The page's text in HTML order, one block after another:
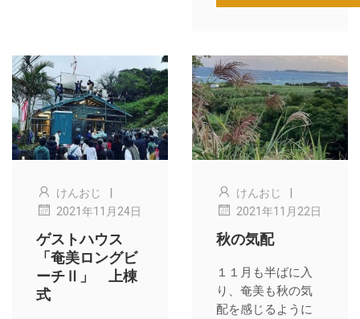
けんおじ |
2021年11月24日
ゲストハウス
「奄美ロングビ
ーチⅡ」 上棟
式
けんおじ |
2021年11月22日
秋の気配
１１月も半ばに入
り、奄美も秋の気
配を感じるように